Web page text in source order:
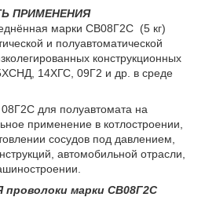
ПРИМЕНЕНИЯ
марки СВ08Г2С (5 кг)
и полуавтоматической
конструкционных
14ХГС, 09Г2 и др. в среде
для полуавтомата на
применение в котлостроении,
сосудов под давлением,
автомобильной отрасли,
марки СВ08Г2С